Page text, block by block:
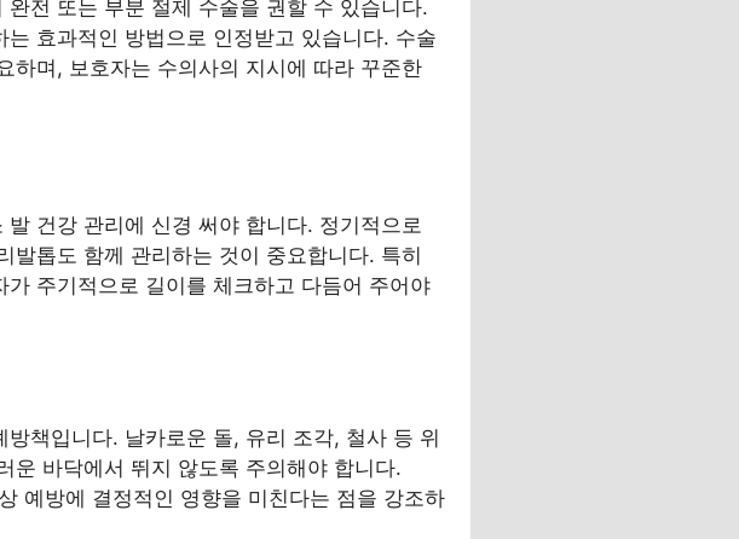
전 또는 부분 절제 수술을 권할 수 있습니다.
효과적인 방법으로 인정받고 있습니다. 수술
하며, 보호자는 수의사의 지시에 따라 꾸준한
건강 관리에 신경 써야 합니다. 정기적으로
발톱도 함께 관리하는 것이 중요합니다. 특히
주기적으로 길이를 체크하고 다듬어 주어야
책입니다. 날카로운 돌, 유리 조각, 철사 등 위
운 바닥에서 뛰지 않도록 주의해야 합니다.
예방에 결정적인 영향을 미친다는 점을 강조하